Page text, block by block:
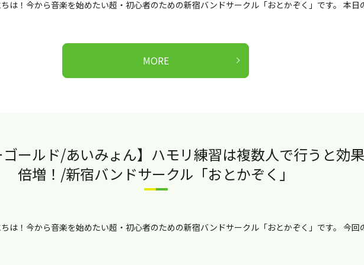
は！今から音楽を始めたい超・初心者のための新宿バンドサークル「おとかぞく」です。 本日
MORE
ゴールド/あいみょん】ハモリ練習は複数人で行うと効果
倍増！/新宿バンドサークル「おとかぞく」
は！今から音楽を始めたい超・初心者のための新宿バンドサークル「おとかぞく」です。 今回